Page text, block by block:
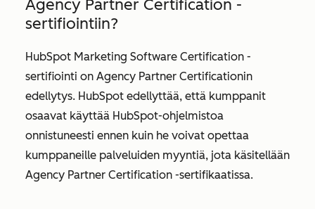
Agency Partner Certification -
sertifiointiin?
HubSpot Marketing Software Certification -
sertifiointi on Agency Partner Certificationin
edellytys. HubSpot edellyttää, että kumppanit
osaavat käyttää HubSpot-ohjelmistoa
onnistuneesti ennen kuin he voivat opettaa
kumppaneille palveluiden myyntiä, jota käsitellään
Agency Partner Certification -sertifikaatissa.